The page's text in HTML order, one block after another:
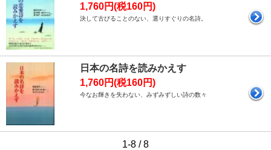
1,760円(税160円)
決して古びることのない、選りすぐりの名詩。
日本の名詩を読みかえす
1,760円(税160円)
今なお輝きを失わない、みずみずしい詩の数々
1-8 / 8